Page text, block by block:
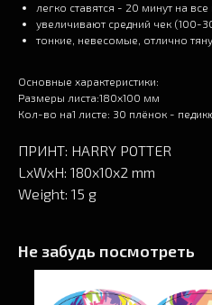
легко ставятся - 20 минут на все
увеличивают средний чек (100-
тонкие, невесомые, отлично
Основные характеристики:
Размеры листа:180х100 мм
Кол-во на1 листе: 30 плёнок -
ПРИНТ: HARRY POTTER
LxWxH: 180x10x2 mm
Weight: 15 g
Не забудь посмотреть